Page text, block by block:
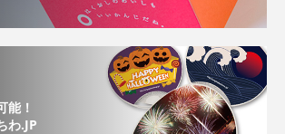
能！
わ.JP